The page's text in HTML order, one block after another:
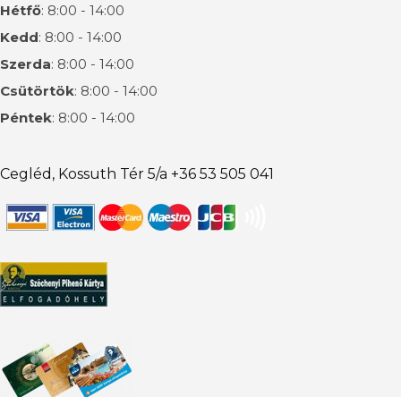
Hétfő: 8:00 - 14:00
Kedd: 8:00 - 14:00
Szerda: 8:00 - 14:00
Csütörtök: 8:00 - 14:00
Péntek: 8:00 - 14:00
Cegléd, Kossuth Tér 5/a +36 53 505 041